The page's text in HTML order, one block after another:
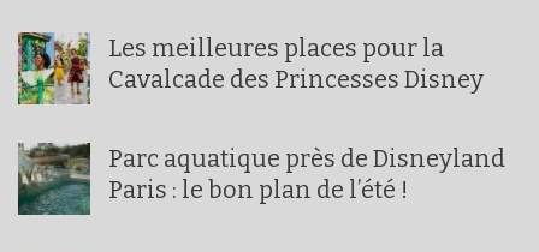
Les meilleures places pour la
Cavalcade des Princesses Disney
Parc aquatique près de Disneyland
Paris : le bon plan de l’été !